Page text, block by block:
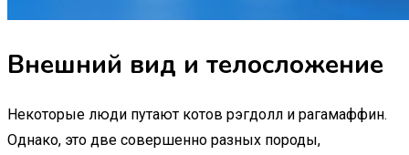
Внешний вид и телосложение
Некоторые люди путают котов рэгдолл и рагамаффин.
Однако, это две совершенно разных породы,